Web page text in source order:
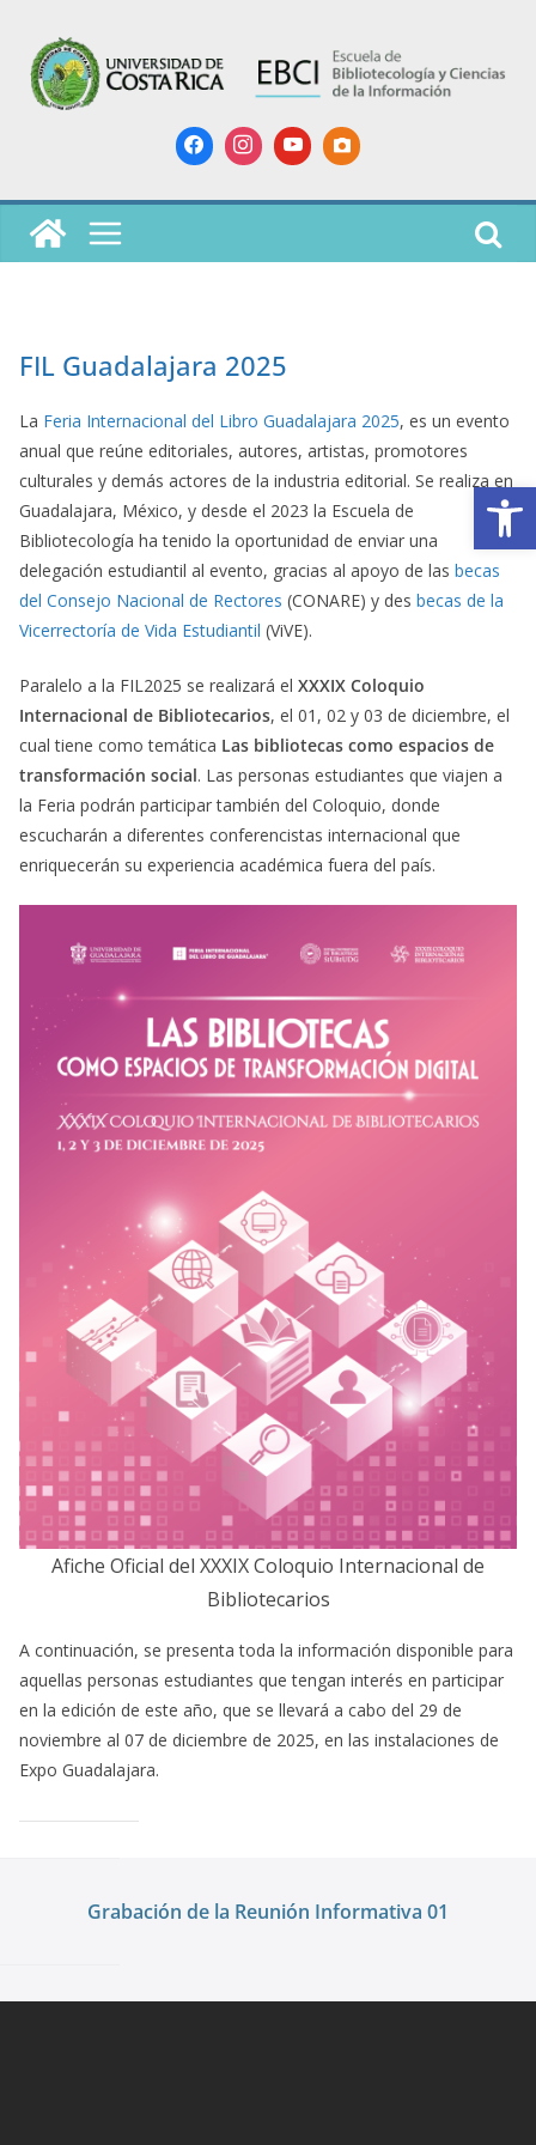
content
FIL Guadalajara 2025
La Feria Internacional del Libro Guadalajara 2025, es un evento
anual que reúne editoriales, autores, artistas, promotores
culturales y demás actores de la industria editorial. Se realiza en
Guadalajara, México, y desde el 2023 la Escuela de
Bibliotecología ha tenido la oportunidad de enviar una
delegación estudiantil al evento, gracias al apoyo de las becas
del Consejo Nacional de Rectores (CONARE) y des becas de la
Vicerrectoría de Vida Estudiantil (ViVE).
Paralelo a la FIL2025 se realizará el XXXIX Coloquio
Internacional de Bibliotecarios, el 01, 02 y 03 de diciembre, el
cual tiene como temática Las bibliotecas como espacios de
transformación social. Las personas estudiantes que viajen a
la Feria podrán participar también del Coloquio, donde
escucharán a diferentes conferencistas internacional que
enriquecerán su experiencia académica fuera del país.
Afiche Oficial del XXXIX Coloquio Internacional de
Bibliotecarios
A continuación, se presenta toda la información disponible para
aquellas personas estudiantes que tengan interés en participar
en la edición de este año, que se llevará a cabo del 29 de
noviembre al 07 de diciembre de 2025, en las instalaciones de
Expo Guadalajara.
Grabación de la Reunión Informativa 01